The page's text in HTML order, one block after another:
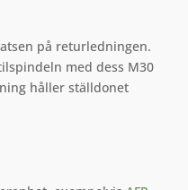
på returledningen.
med dess M30
håller ställdonet